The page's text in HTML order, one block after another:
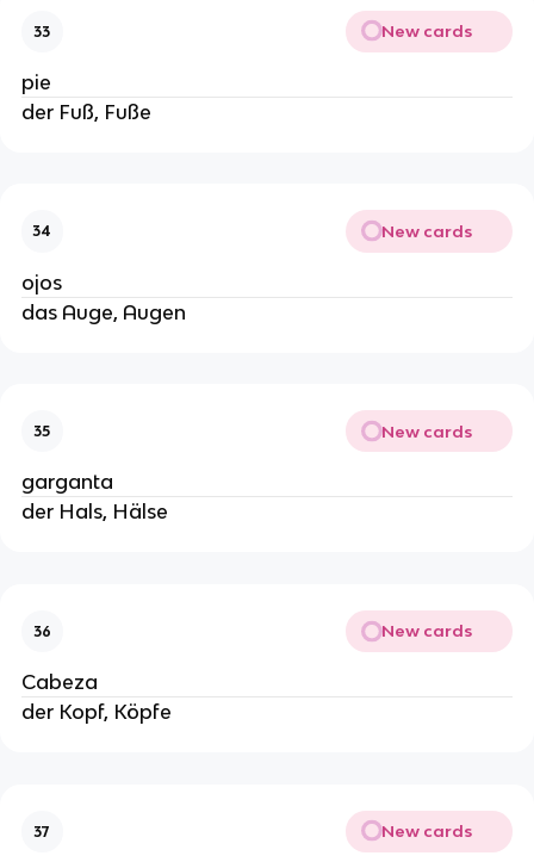
33 New cards
pie
der Fuß, Fuße
34 New cards
ojos
das Auge, Augen
35 New cards
garganta
der Hals, Hälse
36 New cards
Cabeza
der Kopf, Köpfe
37 New cards